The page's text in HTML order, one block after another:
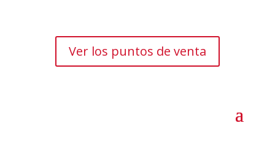
Ver los puntos de venta